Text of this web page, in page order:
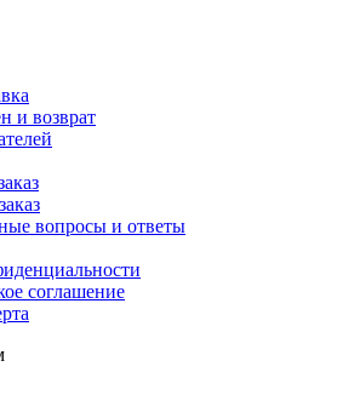
и возврат
вопросы и ответы
соглашение